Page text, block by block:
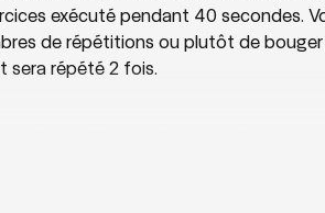
exécuté pendant 40 secondes.
de répétitions ou plutôt de
sera répété 2 fois.